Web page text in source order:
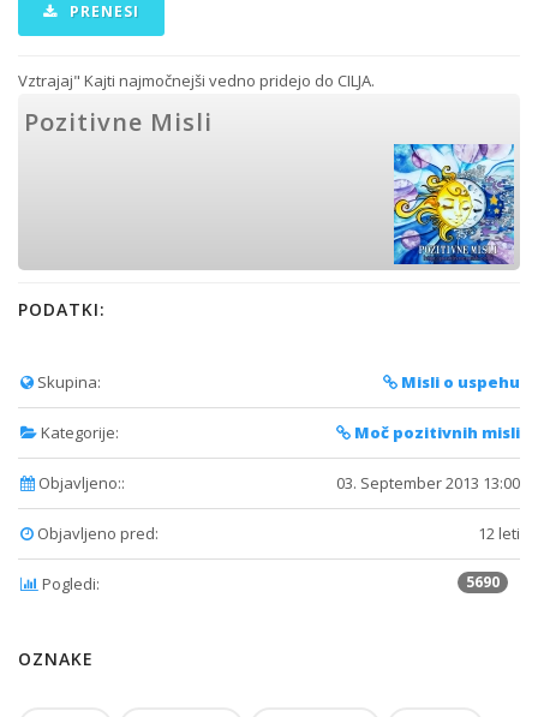
PRENESI
Vztrajaj" Kajti najmočnejši vedno pridejo do CILJA.
Pozitivne Misli
PODATKI:
Skupina: Misli o uspehu
Kategorije: Moč pozitivnih misli
Objavljeno:: 03. September 2013 13:00
Objavljeno pred: 12 leti
Pogledi: 5690
OZNAKE